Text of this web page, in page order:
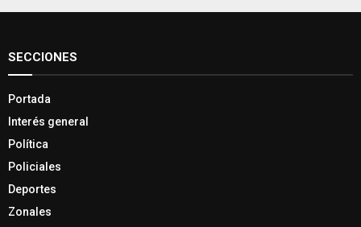
SECCIONES
Portada
Interés general
Política
Policiales
Deportes
Zonales